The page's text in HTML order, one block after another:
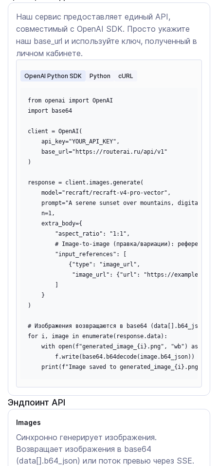
Наш сервис предоставляет единый API,
совместимый с OpenAI SDK. Просто укажите
наш base_url и используйте ключ, полученный в
личном кабинете.
OpenAI Python SDK Python cURL
from openai import OpenAI
import base64
client = OpenAI(
    api_key="YOUR_API_KEY",
    base_url="https://routerai.ru/api/v1"
)
response = client.images.generate(
    model="recraft/recraft-v4-pro-vector",
prompt="A serene sunset over mountains, digital
    n=1,
    extra_body={
        "aspect_ratio": "1:1",
# Image-to-image (правка/вариации): референсы
        "input_references": [
            {"type": "image_url",
"image_url": {"url": "https://example.com/
    }
)
# Изображения возвращаются в base64 (data[].b64_json)
for i, image in enumerate(response.data):
    with open(f"generated_image_{i}.png", "wb") as f:
        f.write(base64.b64decode(image.b64_json))
Эндпоинт API
Images
Синхронно генерирует изображения.
Возвращает изображения в base64
(data[].b64_json) или поток превью через SSE.